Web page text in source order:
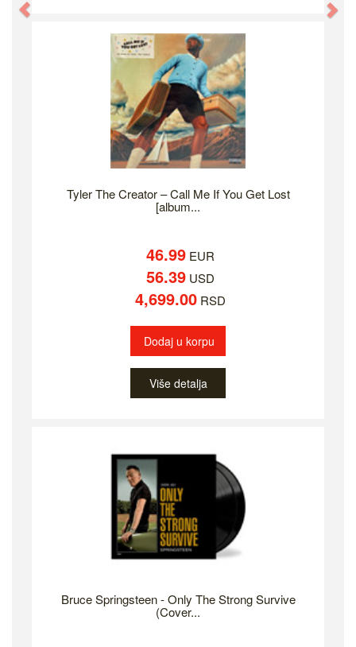
Tyler The Creator – Call Me If You Get Lost
[album...
46.99EUR
56.39USD
4,699.00RSD
Dodaj u korpu
Više detalja
Bruce Springsteen - Only The Strong Survive
(Cover...